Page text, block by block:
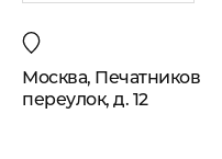
Москва, Печатников
переулок, д. 12